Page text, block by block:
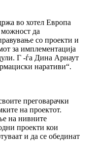
во хотел Европа
да
со проекти и
за имплементација
Г -ѓа Дина Арнаут
наративи“.
преговарачки
на проектот.
на нивните
проекти кои
и да се обединат